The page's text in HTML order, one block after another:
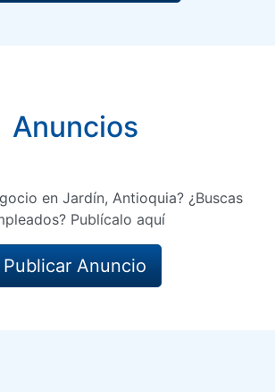
Anuncios
en Jardín, Antioquia? ¿Buscas
Publícalo aquí
Publicar Anuncio